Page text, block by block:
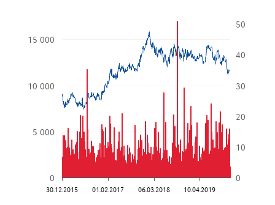
30.12.2015 01.02.2017 06.03.2018 10.04.2019
0
5 000
10 000
15 000
0
10
20
30
40
50